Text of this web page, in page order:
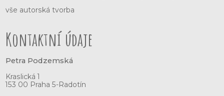
vše autorská tvorba
Kontaktní údaje
Petra Podzemská
Kraslická 1
153 00 Praha 5-Radotín